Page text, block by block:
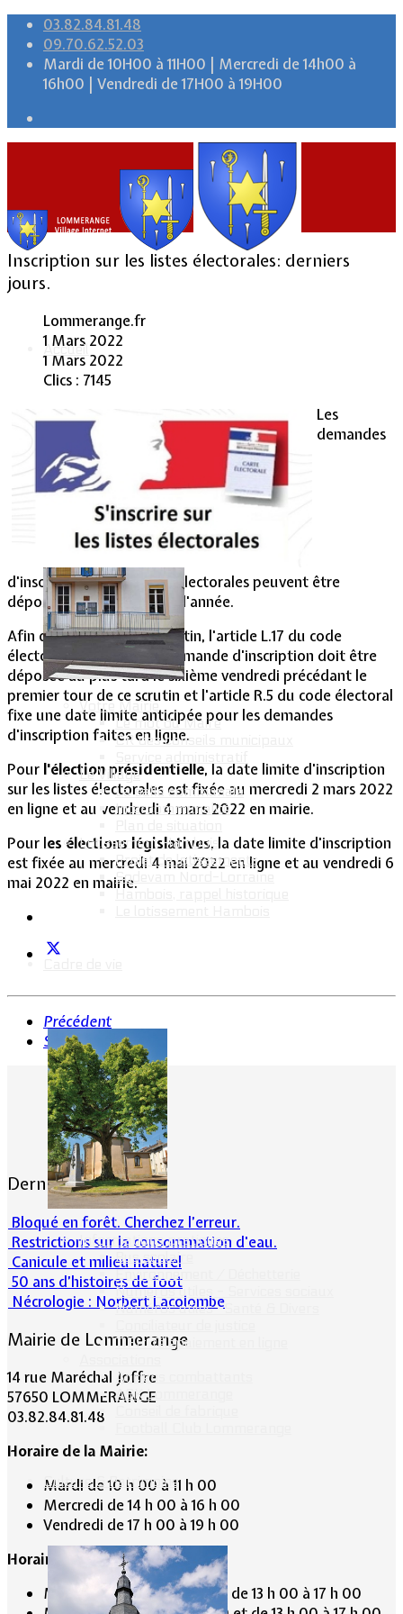
03.82.84.81.48
09.70.62.52.03
Mardi de 10H00 à 11H00 | Mercredi de 14h00 à
16h00 | Vendredi de 17H00 à 19H00
Accueil
Vie Municipale
Votre Mairie
Le mot du Maire
CR des conseils municipaux
Le Village
La salle communale
Intercommunalité
Lotissement Hambois
Projet de lotissements
Sodevam Nord-Lorraine
Hambois, rappel historique
Informations pratiques
Bus scolaire
Environnement / Déchetterie
Numéros utiles - Services sociaux
Numéros utiles -Santé & Divers
TIPI : Télépaiement en ligne
Anciens combattants
ASK Lommerange
Culture & Patrimoine
Inscription sur les listes électorales: derniers
jours.
Lommerange.fr
1 Mars 2022
1 Mars 2022
Clics : 7145
Les
demandes
d'inscription sur les listes électorales peuvent être
déposées tout au long de l'année.
Afin de valoir pour un scrutin, l'article L.17 du code
électoral prévoit que la demande d'inscription doit être
déposée au plus tard le sixième vendredi précédant le
premier tour de ce scrutin et l'article R.5 du code électoral
fixe une date limite anticipée pour les demandes
d'inscription faites en ligne.
Pour l'élection présidentielle, la date limite d'inscription
sur les listes électorales est fixée au mercredi 2 mars 2022
en ligne et au vendredi 4 mars 2022 en mairie.
Pour les élections législatives, la date limite d'inscription
est fixée au mercredi 4 mai 2022 en ligne et au vendredi 6
mai 2022 en mairie.
Précédent
Suivant
Dernières actualités
Bloqué en forêt. Cherchez l’erreur.
Restrictions sur la consommation d'eau.
Canicule et milieu naturel
50 ans d’histoires de foot
Nécrologie : Norbert Lacolombe
Mairie de Lommerange
14 rue Maréchal Joffre
57650 LOMMERANGE
03.82.84.81.48
Horaire de la Mairie:
Mardi de 10 h 00 à 11 h 00
Mercredi de 14 h 00 à 16 h 00
Vendredi de 17 h 00 à 19 h 00
Horaire du Secrétariat :
Mardi de 9 h 30 à 12 h 30 et de 13 h 00 à 17 h 00